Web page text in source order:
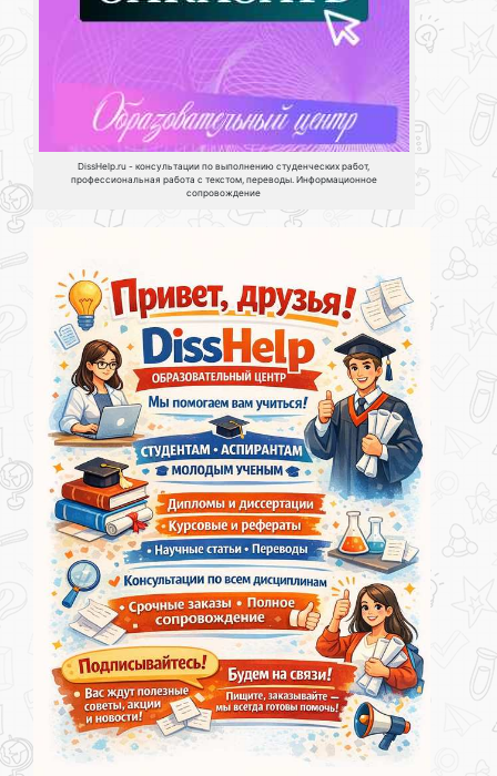
DissHelp.ru - консультации по выполнению студенческих работ,
профессиональная работа с текстом, переводы. Информационное
сопровождение